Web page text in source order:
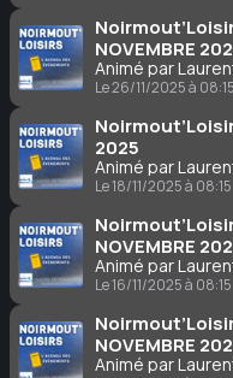
NOVEMBRE
Animé par
Le 26/11/2025 à 08:15
2025
Animé par
Le 18/11/2025 à 08:15
NOVEMBRE
Animé par
Le 16/11/2025 à 08:15
NOVEMBRE
Animé par